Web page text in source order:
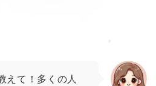
えて！多くの人